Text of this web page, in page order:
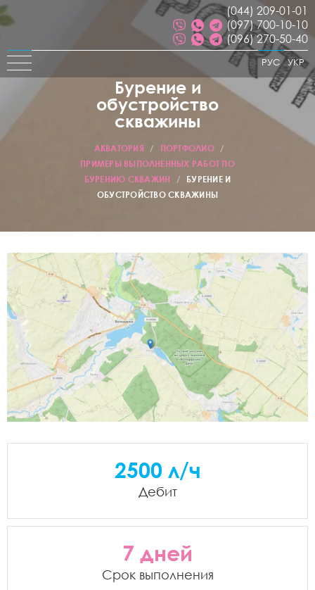
(044) 209-01-01
(097) 700-10-10
(096) 270-50-40
УКР
РУС
Бурение и
обустройство
скважины
АКВАТОРИЯ / ПОРТФОЛИО
/
ПРИМЕРЫ ВЫПОЛНЕННЫХ РАБОТ ПО
БУРЕНИЮ СКВАЖИН
/
БУРЕНИЕ И
ОБУСТРОЙСТВО СКВАЖИНЫ
2500 л/ч
Дебит
7 дней
Срок выполнения